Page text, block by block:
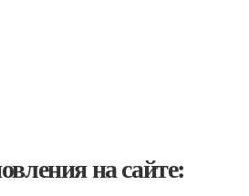
на сайте: